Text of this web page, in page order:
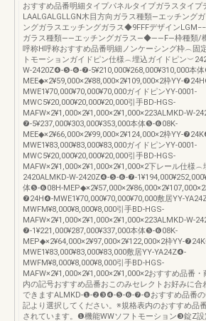
おすすめ品番明細タイプパネルタイプガラスタイプ
LAALGALGLLGN木目方向ガラス種類―エッチング
ングガラスエッチングガラス◆9FFFデザイン
ガラス種類――エッチングガラス―◆――F―枠種類/
呼称H呼称おすすめ品番明細ノンケーシング枠︵固
トモーションガイドピン仕様︵埋込ガイドピン
W-2420Z❹-❺-❻-❼-5¥210,000¥268,000¥310,000本
MEE◆×2¥59,000×2¥88,000×2¥109,000×2枠YY-
MWE1¥70,000¥70,000¥70,000ガイドピンYY-0001-
MWC5¥20,000¥20,000¥20,000引手BD-HGS-
MAFW×2¥1,000×2¥1,000×2¥1,000×223ALMKD-W-
❼-5¥237,000¥303,000¥353,000本体❺-❻08K-
MEE◆×2¥66,000×2¥99,000×2¥124,000×2枠YY-
MWE1¥83,000¥83,000¥83,000ガイドピンYY-0001-
MWC5¥20,000¥20,000¥20,000引手BD-HGS-
MAFW×2¥1,000×2¥1,000×2¥1,000×2下レール仕様︵
2420ALMKD-W-2420Z❹-❺-❻-❼-
体❺-❻08H-MEP◆×2¥57,000×2¥86,000×2¥107,000×2
❼24H❹-MWE1¥70,000¥70,000¥70,000敷居YY-
MWFM¥8,000¥8,000¥8,000引手BD-HGS-
MAFW×2¥1,000×2¥1,000×2¥1,000×223ALMKD-W-
❼-1¥221,000¥287,000¥337,000本体❺-❻08K-
MEP◆×2¥64,000×2¥97,000×2¥122,000×2枠YY-
MWE1¥83,000¥83,000¥83,000敷居YY-YA24Z❹-
MWFM¥8,000¥8,000¥8,000引手BD-HGS-
MAFW×2¥1,000×2¥1,000×2¥1,000×2おすすめ品番・
内の記号おすすめ品番おこのみセレクトお好みに合
できますALMKD-❶-❷❸❹-❺-❻-❼-❽おすすめ品番
記より選択してください。※規格表内のおすすめ品
されています。❶機能WWソフトモーション❸錠Z